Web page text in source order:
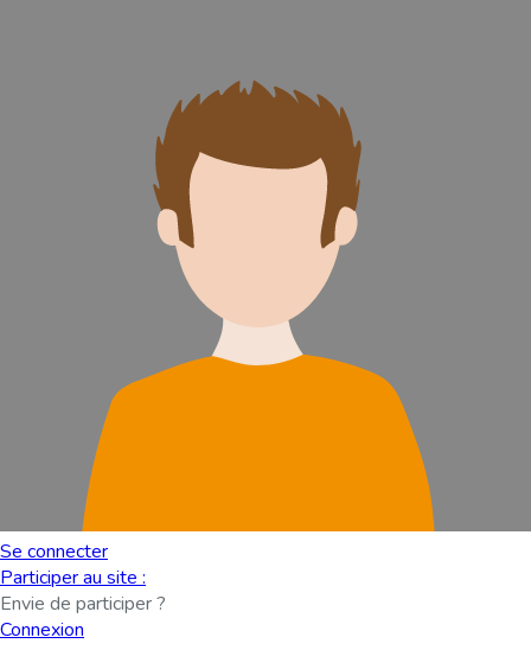
Se connecter
Participer au site :
Envie de participer ?
Connexion